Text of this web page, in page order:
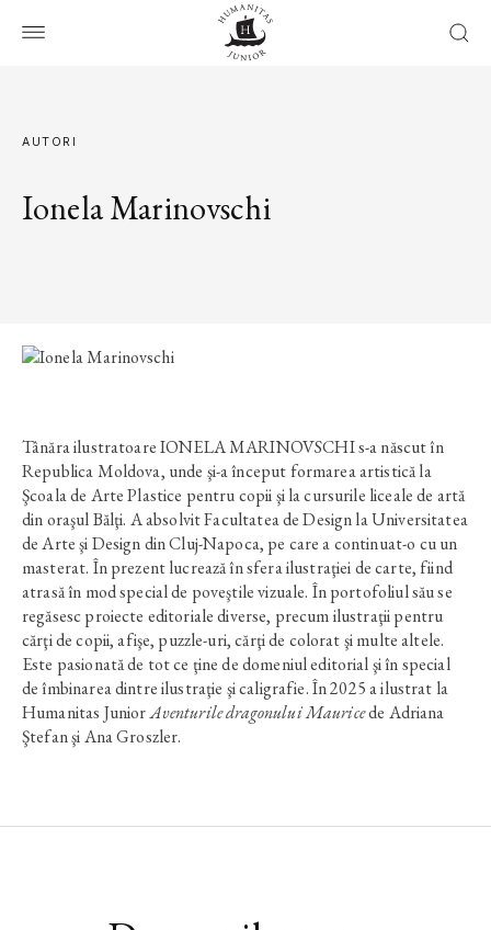
AUTORI
Ionela Marinovschi
Tânăra ilustratoare IONELA MARINOVSCHI s-a născut în
Republica Moldova, unde şi-a început formarea artistică la
Şcoala de Arte Plastice pentru copii şi la cursurile liceale de artă
din oraşul Bălţi. A absolvit Facultatea de Design la Universitatea
de Arte şi Design din Cluj-Napoca, pe care a continuat-o cu un
masterat. În prezent lucrează în sfera ilustraţiei de carte, fiind
atrasă în mod special de poveştile vizuale. În portofoliul său se
regăsesc proiecte editoriale diverse, precum ilustraţii pentru
cărţi de copii, afişe, puzzle-uri, cărţi de colorat şi multe altele.
Este pasionată de tot ce ţine de domeniul editorial şi în special
de îmbinarea dintre ilustraţie şi caligrafie. În 2025 a ilustrat la
Humanitas JuniorAventurile dragonului Mauricede Adriana
Ştefan şi Ana Groszler.